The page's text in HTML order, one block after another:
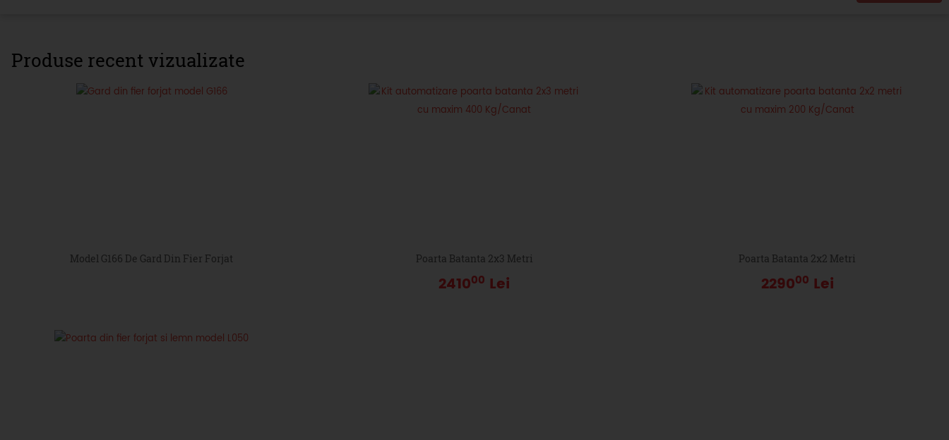
Produse recent vizualizate
Model G166 De Gard Din Fier Forjat Poarta Batanta 2x3 Metri
241000 Lei
Poarta Batanta 2x2 Metri
229000 Lei